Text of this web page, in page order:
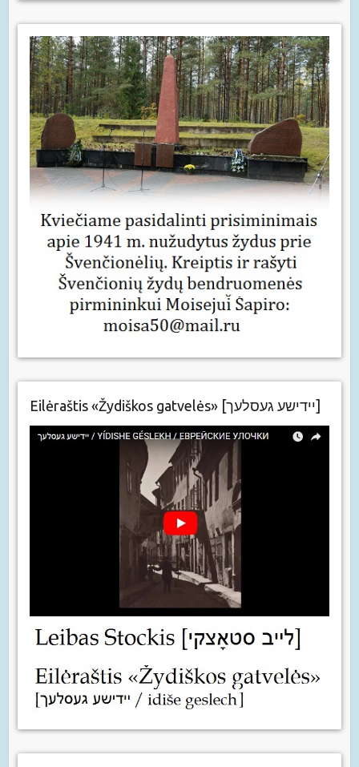
Eilėraštis «Žydiškos gatvelės» [יידישע געסלעך]